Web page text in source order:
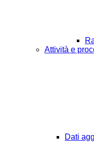
Attività e
Dati